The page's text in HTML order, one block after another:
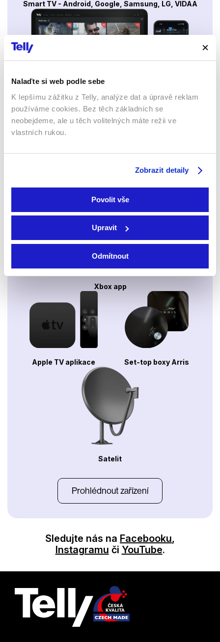
Nalaďte si web podle sebe
K lepšímu zážitku z Telly, analýze dat a úpravě reklam
používáme cookies. Bez těch základních se
neobejdeme, ale u těch volitelných máte režii ve
vlastních rukou.
Zobrazit detaily
Povolit vše
Upravit
Odmítnout
Smart TV - Android, Google, Samsung, LG, VIDAA
Mobily a tablety (Android a Apple)
Webový prohlížeč
Xbox app
Apple TV aplikace Set-top boxy Arris
Satelit
Prohlédnout zařízení
Sledujte nás na Facebooku,
Instagramu či YouTube.